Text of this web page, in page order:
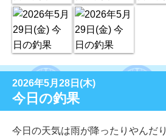
2026年5月28日(木)
今日の釣果
今日の天気は雨が降ったりやんだり